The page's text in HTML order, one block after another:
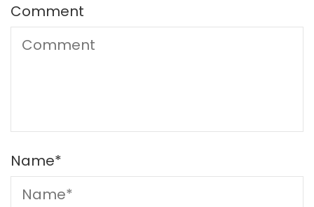
Comment
Name*